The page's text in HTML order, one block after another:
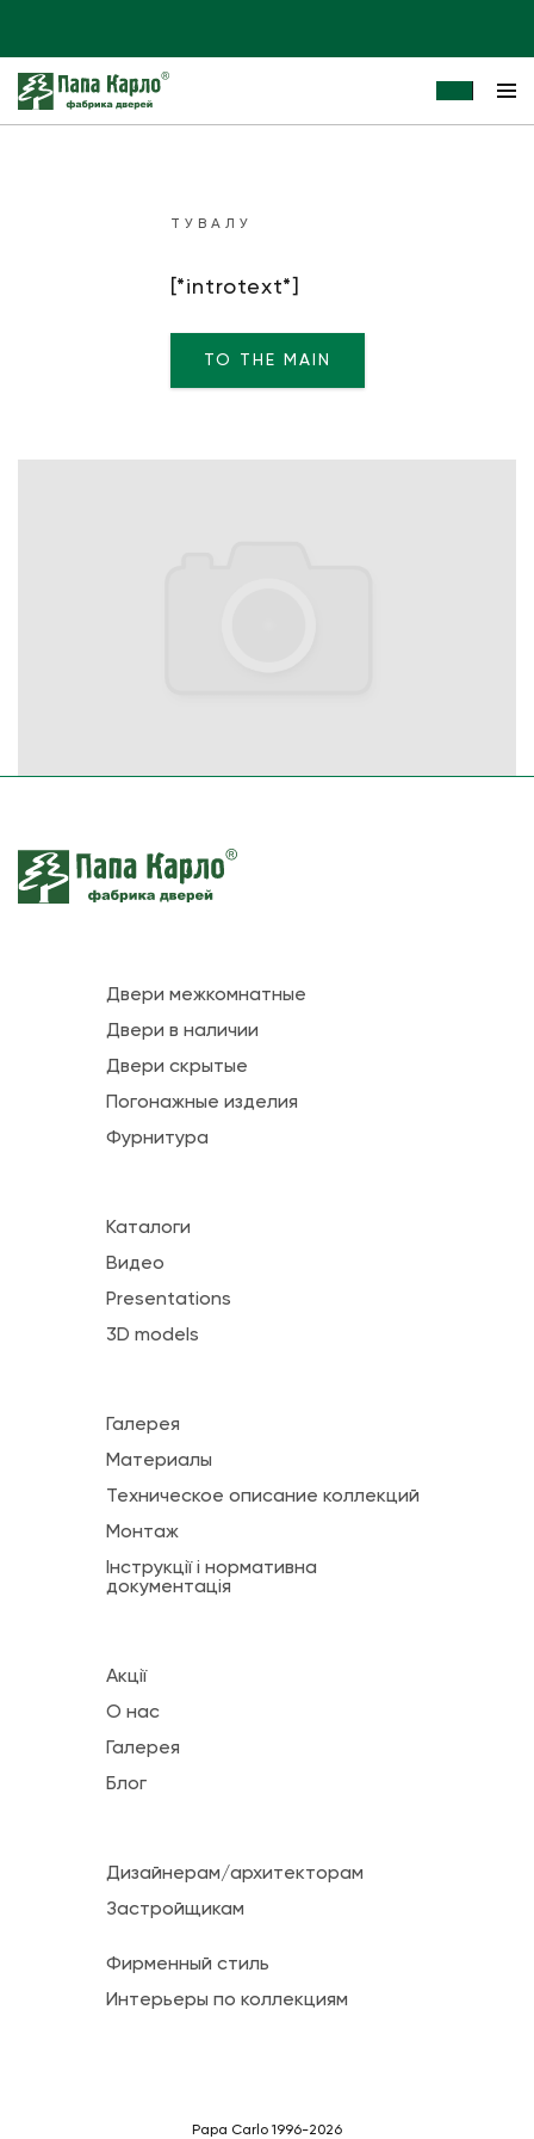
ТУВАЛУ
[*introtext*]
TO THE MAIN
Двери межкомнатные
Двери в наличии
Двери скрытые
Погонажные изделия
Фурнитура
Каталоги
Видео
Presentations
3D models
Галерея
Материалы
Техническое описание коллекций
Монтаж
Інструкції і нормативна
документація
Акції
О нас
Галерея
Блог
Дизайнерам/архитекторам
Застройщикам
Фирменный стиль
Интерьеры по коллекциям
Papa Carlo 1996-2026